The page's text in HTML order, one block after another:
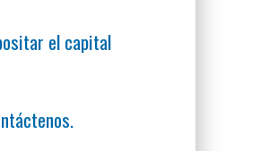
el capital